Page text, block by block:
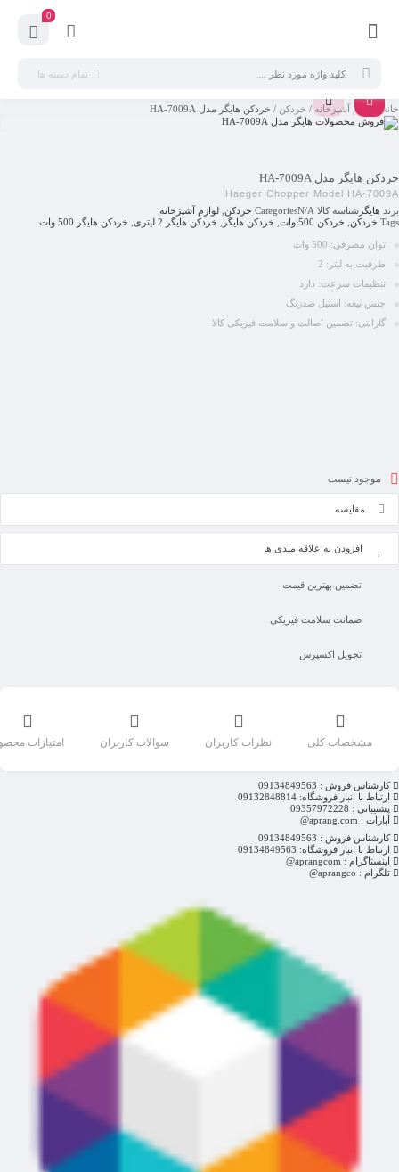
0
تمام دسته ها
خانه لوازم آشپزخانه / خردکن / خردکن هایگر مدل HA-7009A
خردکن هایگر مدل HA-7009A
Haeger Chopper Model HA-7009A
برند هایگر شناسه کالا N/A
Categories خردکن لوازم آشپزخانه
Tags خردکن خردکن 500 وات خردکن هایگر خردکن هایگر 2 لیتری خردکن هایگر 500 وات
توان مصرفی: 500 وات
ظرفیت به لیتر: 2
تنظیمات سرعت: دارد
جنس تیغه: استیل ضدزنگ
گارانتی: تضمین اصالت و سلامت فیزیکی کالا
موجود نیست
مقایسه
افزودن به علاقه مندی ها
تضمین بهترین قیمت
ضمانت سلامت فیزیکی
تحویل اکسپرس
مشخصات کلی نظرات کاربران سوالات کاربران امتیازات
کارشناس فروش : 09134849563
ارتباط با انبار فروشگاه: 09132848814
پشتیبانی : 09357972228
آپارات : aprang.com@
کارشناس فروش : 09134849563
ارتباط با انبار فروشگاه: 09134849563
اینستاگرام : aprangcom@
تلگرام : aprangco@